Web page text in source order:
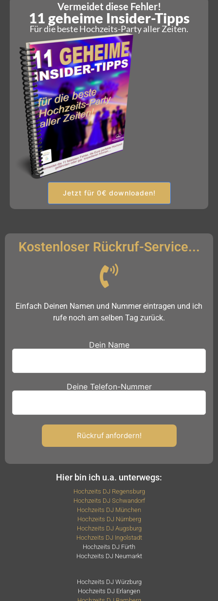
Vermeidet diese Fehler!
11 geheime Insider-Tipps
Für die beste Hochzeits-Party aller Zeiten.
Jetzt für 0€ downloaden!
Kostenloser Rückruf-Service...
Einfach Deinen Namen und Nummer eintragen und ich
rufe noch am selben Tag zurück.
Dein Name
Deine Telefon-Nummer
Hier bin ich u.a. unterwegs:
Hochzeits DJ Regensburg
Hochzeits DJ Schwandorf
Hochzeits DJ München
Hochzeits DJ Nürnberg
Hochzeits DJ Augsburg
Hochzeits DJ Ingolstadt
Hochzeits DJ Fürth
Hochzeits DJ Neumarkt
Hochzeits DJ Würzburg
Hochzeits DJ Erlangen